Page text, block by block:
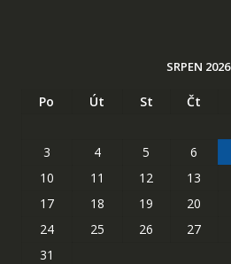
SRPEN 2026
Po Út St Čt
3
4 5 6
10
11 12 13
17
18 19 20
24
25 26 27
31